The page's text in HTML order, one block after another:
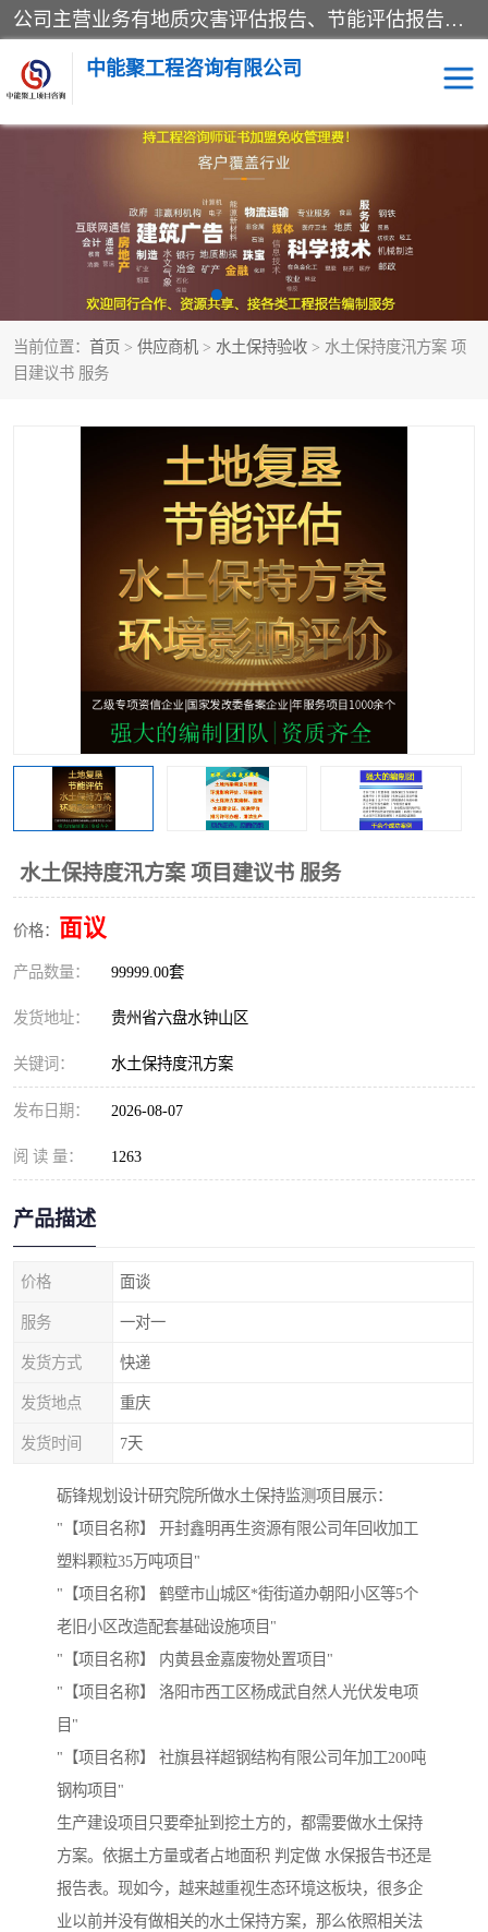
公司主营业务有地质灾害评估报告、节能评估报告、水土保持验收、水资源论证、土地复垦报告、项目可行性研究报告等。是经国家工商总局批准，在法律、法规、决定规定禁止的不得经营；法律、法规、决定规定应当许可（审批）的，经审批机关批准后凭许可（审批）文件经营;法律、法规，市场主体自主选择经营。
中能聚工程咨询有限公司
当前位置： 首页 > 供应商机 > 水土保持验收 > 水土保持度汛方案 项
目建议书 服务
水土保持度汛方案 项目建议书 服务
价格： 面议
产品数量： 99999.00套
发货地址： 贵州省六盘水钟山区
关键词： 水土保持度汛方案
发布日期： 2026-08-07
阅 读 量： 1263
产品描述
价格 面谈
服务 一对一
发货方式 快递
发货地点 重庆
发货时间 7天
砺锋规划设计研究院所做水土保持监测项目展示：
"【项目名称】 开封鑫明再生资源有限公司年回收加工
塑料颗粒35万吨项目"
"【项目名称】 鹤壁市山城区*街街道办朝阳小区等5个
老旧小区改造配套基础设施项目"
"【项目名称】 内黄县金嘉废物处置项目"
"【项目名称】 洛阳市西工区杨成武自然人光伏发电项
目"
"【项目名称】 社旗县祥超钢结构有限公司年加工200吨
钢构项目"
生产建设项目只要牵扯到挖土方的，都需要做水土保持
方案。依据土方量或者占地面积 判定做 水保报告书还是
报告表。现如今，越来越重视生态环境这板块，很多企
业以前并没有做相关的水土保持方案，那么依照相关法
水资源论证报告 土地复垦报告
地质灾害评估报告 工程项目验收报告
节能评估报告